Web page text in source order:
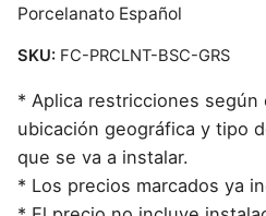
Porcelanato Español
SKU: FC-PRCLNT-BSC-GRS
* Aplica restricciones según
ubicación geográfica y tipo
que se va a instalar.
* Los precios marcados ya